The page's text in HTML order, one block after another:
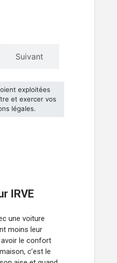
IRVE
une voiture
moins leur
avoir le confort
c’est le